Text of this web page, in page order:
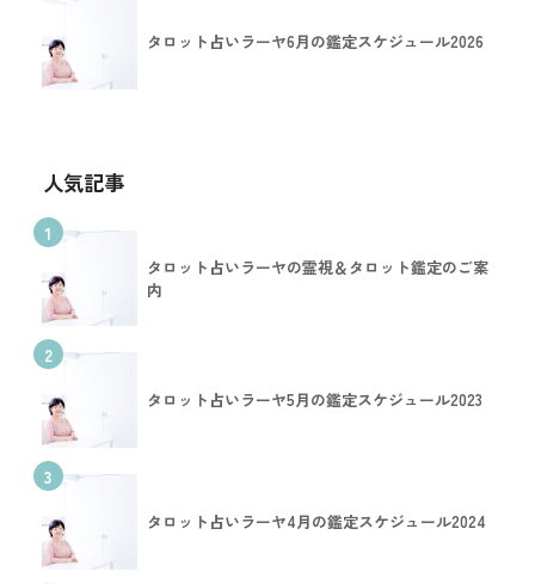
タロット占いラーヤ6月の鑑定スケジュール2026
人気記事
1
タロット占いラーヤの霊視＆タロット鑑定のご案
内
2
タロット占いラーヤ5月の鑑定スケジュール2023
3
タロット占いラーヤ4月の鑑定スケジュール2024